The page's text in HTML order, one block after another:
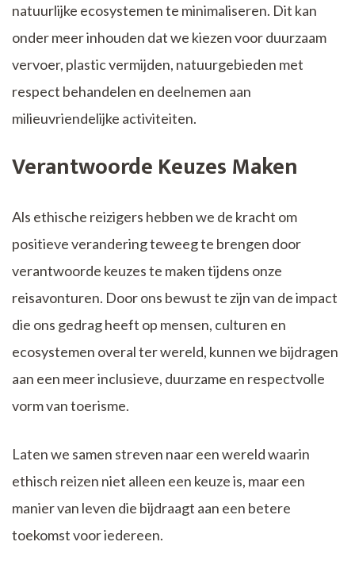
natuurlijke ecosystemen te minimaliseren. Dit kan
onder meer inhouden dat we kiezen voor duurzaam
vervoer, plastic vermijden, natuurgebieden met
respect behandelen en deelnemen aan
milieuvriendelijke activiteiten.
Verantwoorde Keuzes Maken
Als ethische reizigers hebben we de kracht om
positieve verandering teweeg te brengen door
verantwoorde keuzes te maken tijdens onze
reisavonturen. Door ons bewust te zijn van de impact
die ons gedrag heeft op mensen, culturen en
ecosystemen overal ter wereld, kunnen we bijdragen
aan een meer inclusieve, duurzame en respectvolle
vorm van toerisme.
Laten we samen streven naar een wereld waarin
ethisch reizen niet alleen een keuze is, maar een
manier van leven die bijdraagt aan een betere
toekomst voor iedereen.